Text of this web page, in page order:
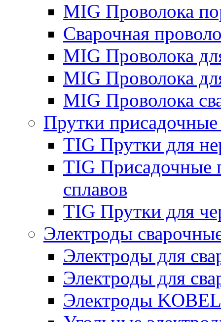
MIG Проволока
Сварочная
MIG Проволока
MIG Проволока
MIG Проволока
Прутки
TIG Прутки для
TIG Присадочные
сплавов
TIG Прутки для
Электроды
Электроды для
Электроды для
Электроды